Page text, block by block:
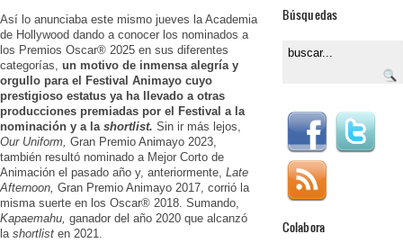
Así lo anunciaba este mismo jueves la Academia
de Hollywood dando a conocer los nominados a
los Premios Oscar®️ 2025 en sus diferentes
categorías, un motivo de inmensa alegría y
orgullo para el Festival Animayo cuyo
prestigioso estatus ya ha llevado a otras
producciones premiadas por el Festival a la
nominación y a la shortlist. Sin ir más lejos,
Our Uniform, Gran Premio Animayo 2023,
también resultó nominado a Mejor Corto de
Animación el pasado año y, anteriormente, Late
Afternoon, Gran Premio Animayo 2017, corrió la
misma suerte en los Oscar® 2018. Sumando,
Kapaemahu, ganador del año 2020 que alcanzó
la shortlist en 2021.
Búsquedas
Colabora